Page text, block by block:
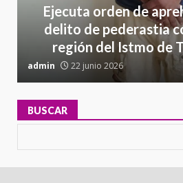
Ejecuta orden de
delito de pederastia
región del Istmo de
admin 22 junio 2026
BUSCAR